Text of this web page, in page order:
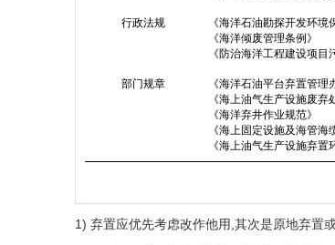
行政法规
《海洋石油勘探开发环境
《海洋倾废管理条例》
《防治海洋工程建设项目
部门规章
《海洋石油平台弃置管理
《海上油气生产设施废弃
《海洋弃井作业规范》
《海上固定设施及海管海
《海上油气生产设施弃置
1) 弃置应优先考虑改作他用,其次是原地弃置或